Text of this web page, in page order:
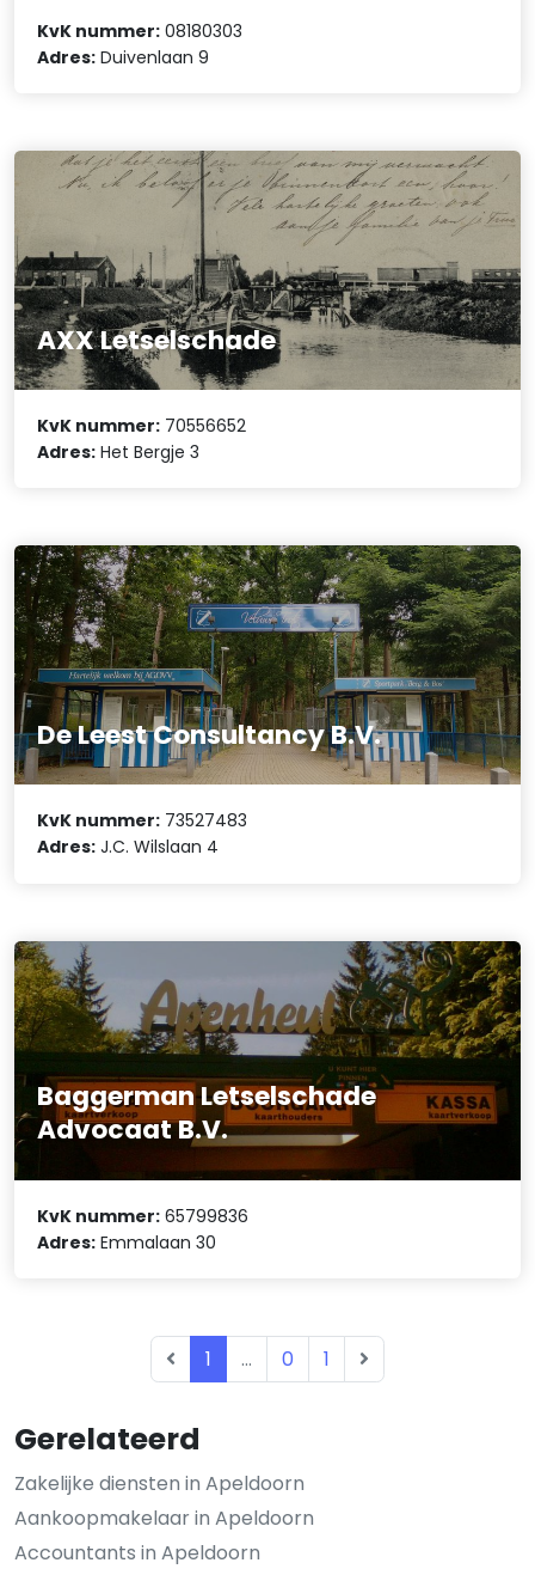
Gerelateerd
Zakelijke diensten in Apeldoorn
Aankoopmakelaar in Apeldoorn
Accountants in Apeldoorn
KvK nummer: 08180303
Adres: Duivenlaan 9
AXX Letselschade
KvK nummer: 70556652
Adres: Het Bergje 3
De Leest Consultancy B.V.
KvK nummer: 73527483
Adres: J.C. Wilslaan 4
Baggerman Letselschade
Advocaat B.V.
KvK nummer: 65799836
Adres: Emmalaan 30
1 ... 0 1